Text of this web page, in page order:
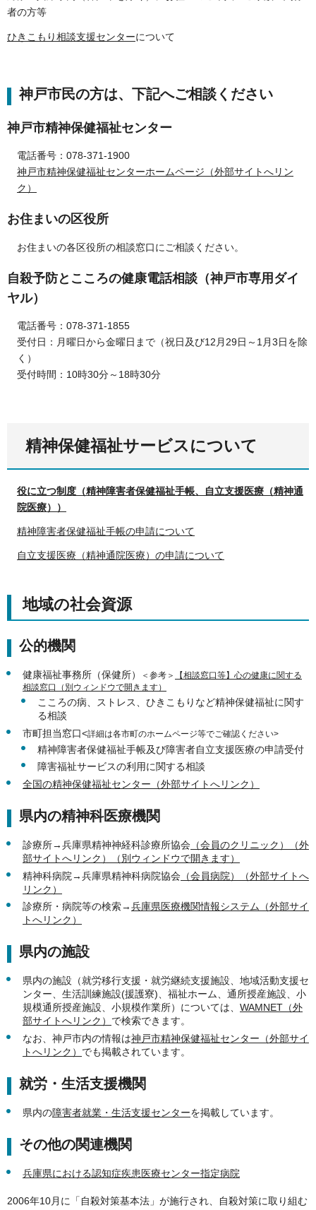
者の方等
ひきこもり相談支援センターについて
神戸市民の方は、下記へご相談ください
神戸市精神保健福祉センター
電話番号：078-371-1900
神戸市精神保健福祉センターホームページ（外部サイトへリン
ク）
お住まいの区役所
お住まいの各区役所の相談窓口にご相談ください。
自殺予防とこころの健康電話相談（神戸市専用ダイ
ヤル）
電話番号：078-371-1855
受付日：月曜日から金曜日まで（祝日及び12月29日～1月3日を除
く）
受付時間：10時30分～18時30分
精神保健福祉サービスについて
役に立つ制度（精神障害者保健福祉手帳、自立支援医療（精神通
院医療））
精神障害者保健福祉手帳の申請について
自立支援医療（精神通院医療）の申請について
地域の社会資源
公的機関
健康福祉事務所（保健所） ＜参考＞
【相談窓口等】心の健康に関する
相談窓口（別ウィンドウで開きます）
こころの病、ストレス、ひきこもりなど精神保健福祉に関す
る相談
市町担当窓口<詳細は各市町のホームページ等でご確認ください>
精神障害者保健福祉手帳及び障害者自立支援医療の申請受付
障害福祉サービスの利用に関する相談
全国の精神保健福祉センター（外部サイトへリンク）
県内の精神科医療機関
診療所→兵庫県精神神経科診療所協会 （会員のクリニック）（外
部サイトへリンク）（別ウィンドウで開きます）
精神科病院→兵庫県精神科病院協会 （会員病院）（外部サイトへ
リンク）
診療所・病院等の検索→兵庫県医療機関情報システム（外部サイ
トへリンク）
県内の施設
県内の施設（就労移行支援・就労継続支援施設、地域活動支援セ
ンター、生活訓練施設(援護寮)、福祉ホーム、通所授産施設、小
規模通所授産施設、小規模作業所）については、 WAMNET（外
部サイトへリンク） で検索できます。
なお、神戸市内の情報は神戸市精神保健福祉センター（外部サイ
トへリンク） でも掲載されています。
就労・生活支援機関
県内の障害者就業・生活支援センターを掲載しています。
その他の関連機関
兵庫県における認知症疾患医療センター指定病院
2006年10月に「自殺対策基本法」が施行され、自殺対策に取り組む